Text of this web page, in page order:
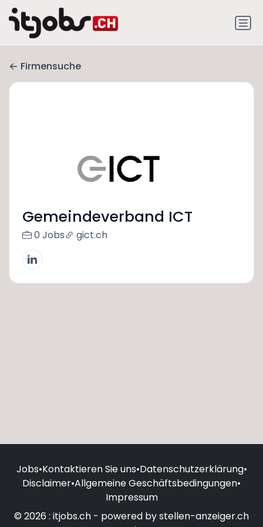
Firmensuche
Gemeindeverband ICT
0 Jobs gict.ch
Jobs•Kontaktieren Sie uns•Datenschutzerklärung•
Disclaimer•Allgemeine Geschäftsbedingungen•
Impressum
© 2026 : itjobs.ch - powered by stellen-anzeiger.ch